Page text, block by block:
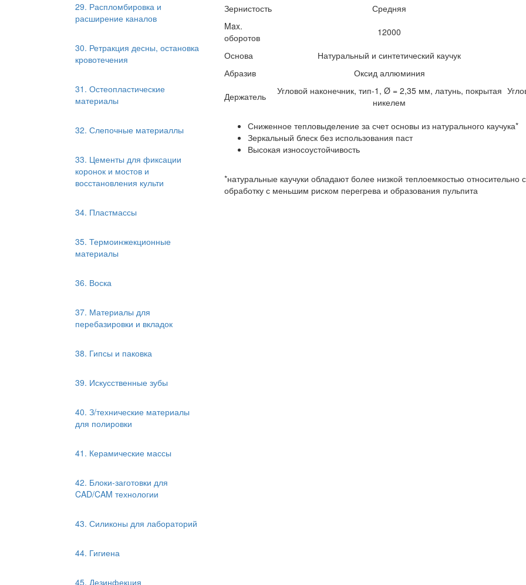
29. Распломбировка и
расширение каналов
30. Ретракция десны, остановка
кровотечения
31. Остеопластические
материалы
32. Слепочные материаллы
33. Цементы для фиксации
коронок и мостов и
восстановления культи
34. Пластмассы
35. Термоинжекционные
материалы
36. Воска
37. Материалы для
перебазировки и вкладок
38. Гипсы и паковка
39. Искусственные зубы
40. З/технические материалы
для полировки
41. Керамические массы
42. Блоки-заготовки для
CAD/CAM технологии
43. Силиконы для лабораторий
44. Гигиена
45. Дезинфекция
Зернистость
Средняя
Max.
оборотов
12000
Основа
Натуральный и синтетический каучук
Абразив
Оксид аллюминия
Держатель
Угловой наконечник, тип-1, Ø = 2,35 мм, латунь, покрытая
никелем
Сниженное тепловыделение за счет основы из натурального каучука*
Зеркальный блеск без использования паст
Высокая износоустойчивость
*натуральные каучуки обладают более низкой теплоемкостью относительно
обработку с меньшим риском перегрева и образования пульпита